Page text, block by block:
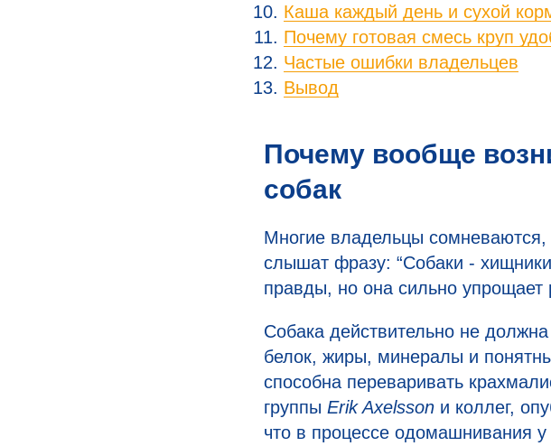
Каша каждый день и сухой
Почему готовая смесь круп
Частые ошибки владельцев
Вывод
Почему вообще
собак
Многие владельцы
слышат фразу: “Собаки -
правды, но она сильно упрощает
Собака действительно не
белок, жиры, минералы и
способна переваривать
группы Erik Axelsson и коллег,
что в процессе одомашнивания у